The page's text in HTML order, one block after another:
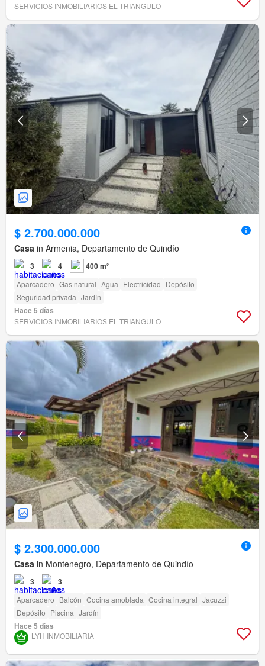
SERVICIOS INMOBILIARIOS EL TRIANGULO
$ 2.700.000.000
Casa in Armenia, Departamento de Quindío
3 4 400 m²
Aparcadero Gas natural Agua Electricidad Depósito
Seguridad privada Jardín
Hace 5 días
SERVICIOS INMOBILIARIOS EL TRIANGULO
$ 2.300.000.000
Casa in Montenegro, Departamento de Quindío
3 3
Aparcadero Balcón Cocina amoblada Cocina integral Jacuzzi
Depósito Piscina Jardín
Hace 5 días
LYH INMOBILIARIA